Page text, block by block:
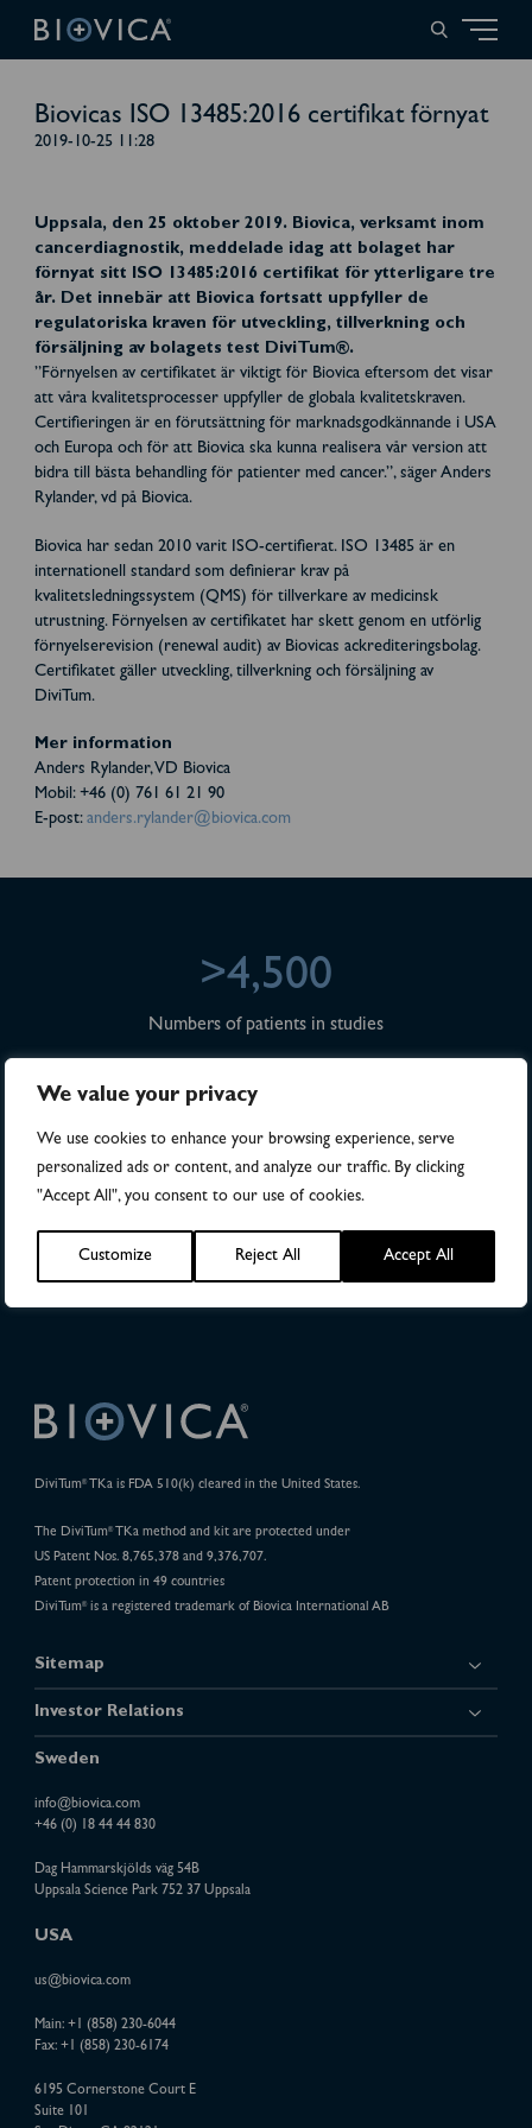
We value your privacy
We use cookies to enhance your browsing experience, serve
personalized ads or content, and analyze our traffic. By clicking
"Accept All", you consent to our use of cookies.
Customize Reject All Accept All
Biovicas ISO 13485:2016 certifikat förnyat
2019-10-25 11:28
Uppsala, den 25 oktober 2019. Biovica, verksamt inom
cancerdiagnostik, meddelade idag att bolaget har
förnyat sitt ISO 13485:2016 certifikat för ytterligare tre
år. Det innebär att Biovica fortsatt uppfyller de
regulatoriska kraven för utveckling, tillverkning och
försäljning av bolagets test DiviTum®.
”Förnyelsen av certifikatet är viktigt för Biovica eftersom det visar
att våra kvalitetsprocesser uppfyller de globala kvalitetskraven.
Certifieringen är en förutsättning för marknadsgodkännande i USA
och Europa och för att Biovica ska kunna realisera vår version att
bidra till bästa behandling för patienter med cancer.”, säger Anders
Rylander, vd på Biovica.
Biovica har sedan 2010 varit ISO-certifierat. ISO 13485 är en
internationell standard som definierar krav på
kvalitetsledningssystem (QMS) för tillverkare av medicinsk
utrustning. Förnyelsen av certifikatet har skett genom en utförlig
förnyelserevision (renewal audit) av Biovicas ackrediteringsbolag.
Certifikatet gäller utveckling, tillverkning och försäljning av
DiviTum.
Mer information
Anders Rylander, VD Biovica
Mobil: +46 (0) 761 61 21 90
E-post: anders.rylander@biovica.com
>4,500
Numbers of patients in studies
28
Publications
32
Pharma Projects
DiviTum®TKa is FDA 510(k) cleared in the United States.
The DiviTum®TKa method and kit are protected under
US Patent Nos. 8,765,378 and 9,376,707.
Patent protection in 49 countries
DiviTum®is a registered trademark of Biovica International AB
Sitemap
Investor Relations
Sweden
info@biovica.com
+46 (0) 18 44 44 830
Dag Hammarskjölds väg 54B
Uppsala Science Park 752 37 Uppsala
USA
us@biovica.com
Main: +1 (858) 230-6044
Fax: +1 (858) 230-6174
6195 Cornerstone Court E
Suite 101